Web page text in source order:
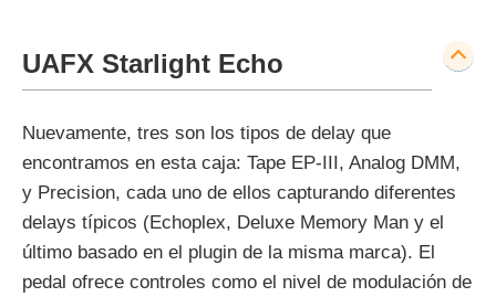
UAFX Starlight Echo
Nuevamente, tres son los tipos de delay que
encontramos en esta caja: Tape EP-III, Analog DMM,
y Precision, cada uno de ellos capturando diferentes
delays típicos (Echoplex, Deluxe Memory Man y el
último basado en el plugin de la misma marca). El
pedal ofrece controles como el nivel de modulación de